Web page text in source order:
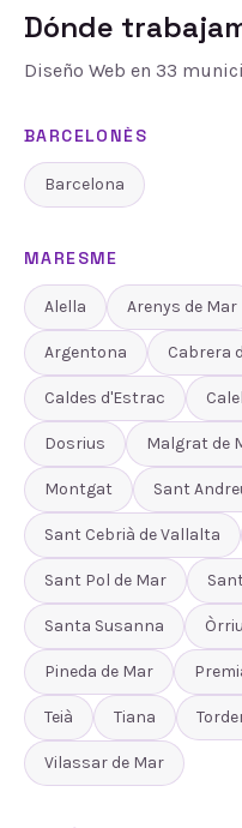
Dónde
Diseño Web en 33
BARCELONÈS
Barcelona
MARESME
Alella Arenys de Mar
Argentona Cabrera
Caldes d'Estrac
Dosrius Malgrat de
Montgat Sant
Sant Cebrià de Vallalta
Sant Pol de Mar
Santa Susanna
Pineda de Mar
Teià Tiana
Vilassar de Mar